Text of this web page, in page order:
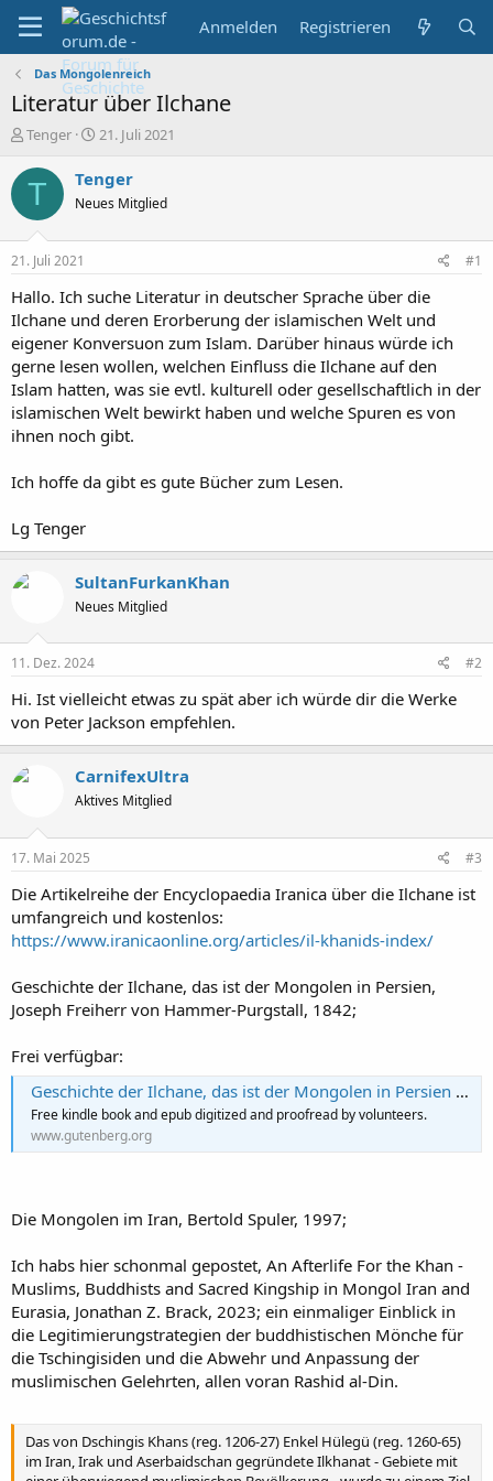
Anmelden Registrieren
Das Mongolenreich
Literatur über Ilchane
E
s
e
e
r
Tenger
E
s
e
a
m
21. Juli 2021
T Tenger
Neues Mitglied
21. Juli 2021 #1
Hallo. Ich suche Literatur in deutscher Sprache über die
Ilchane und deren Erorberung der islamischen Welt und
eigener Konversuon zum Islam. Darüber hinaus würde ich
gerne lesen wollen, welchen Einfluss die Ilchane auf den
Islam hatten, was sie evtl. kulturell oder gesellschaftlich in der
islamischen Welt bewirkt haben und welche Spuren es von
ihnen noch gibt.
Ich hoffe da gibt es gute Bücher zum Lesen.
Lg Tenger
SultanFurkanKhan
Neues Mitglied
11. Dez. 2024 #2
Hi. Ist vielleicht etwas zu spät aber ich würde dir die Werke
von Peter Jackson empfehlen.
CarnifexUltra
Aktives Mitglied
17. Mai 2025 #3
Die Artikelreihe der Encyclopaedia Iranica über die Ilchane ist
umfangreich und kostenlos:
https://www.iranicaonline.org/articles/il-khanids-index/
Geschichte der Ilchane, das ist der Mongolen in Persien,
Joseph Freiherr von Hammer-Purgstall, 1842;
Frei verfügbar:
Geschichte der Ilchane, das ist der Mongolen in Persien by Hammer-Purgstall
Free kindle book and epub digitized and proofread by volunteers.
www.gutenberg.org
Die Mongolen im Iran, Bertold Spuler, 1997;
Ich habs hier schonmal gepostet, An Afterlife For the Khan -
Muslims, Buddhists and Sacred Kingship in Mongol Iran and
Eurasia, Jonathan Z. Brack, 2023; ein einmaliger Einblick in
die Legitimierungstrategien der buddhistischen Mönche für
die Tschingisiden und die Abwehr und Anpassung der
muslimischen Gelehrten, allen voran Rashid al-Din.
Das von Dschingis Khans (reg. 1206-27) Enkel Hülegü (reg. 1260-65)
im Iran, Irak und Aserbaidschan gegründete Ilkhanat - Gebiete mit